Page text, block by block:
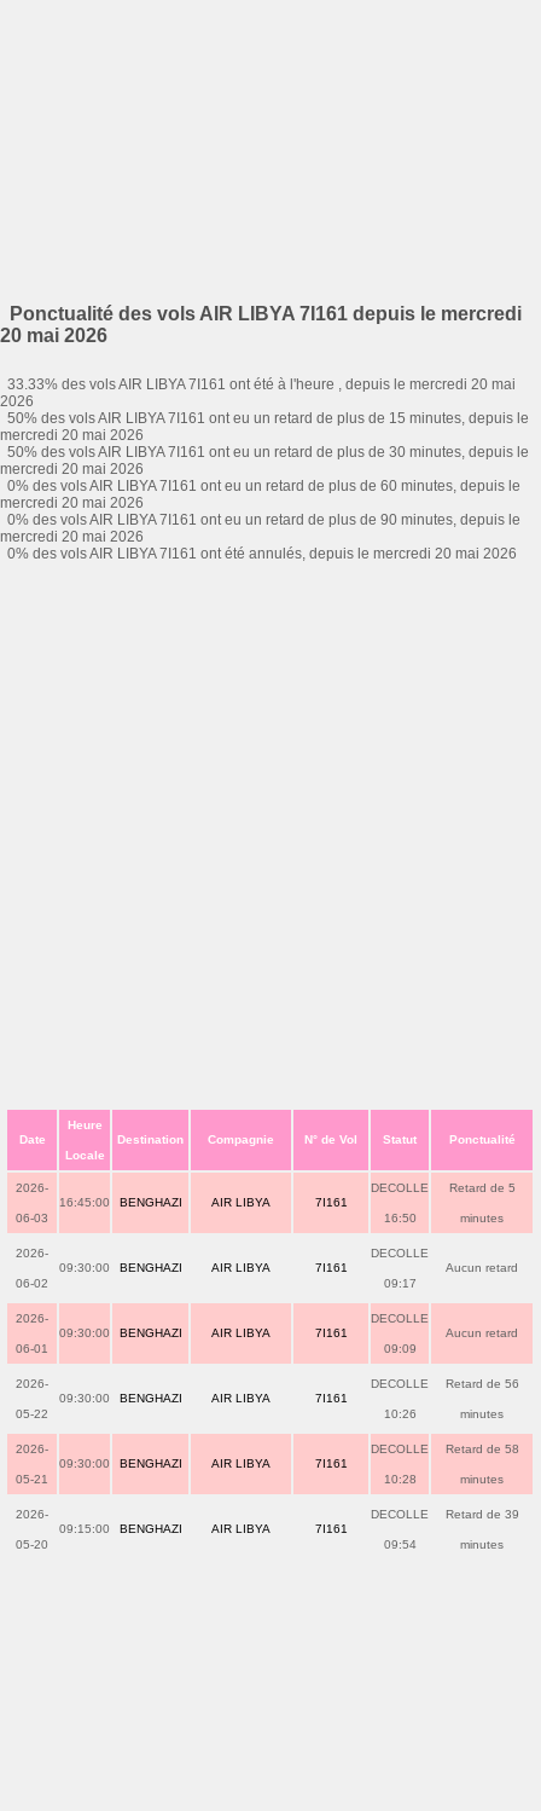
Ponctualité des vols AIR LIBYA 7I161 depuis le mercredi
20 mai 2026
33.33% des vols AIR LIBYA 7I161 ont été à l'heure , depuis le mercredi 20 mai
2026
50% des vols AIR LIBYA 7I161 ont eu un retard de plus de 15 minutes, depuis le
mercredi 20 mai 2026
50% des vols AIR LIBYA 7I161 ont eu un retard de plus de 30 minutes, depuis le
mercredi 20 mai 2026
0% des vols AIR LIBYA 7I161 ont eu un retard de plus de 60 minutes, depuis le
mercredi 20 mai 2026
0% des vols AIR LIBYA 7I161 ont eu un retard de plus de 90 minutes, depuis le
mercredi 20 mai 2026
0% des vols AIR LIBYA 7I161 ont été annulés, depuis le mercredi 20 mai 2026
Date
Heure
Locale
Destination Compagnie N° de Vol Statut Ponctualité
2026-
06-03
16:45:00 BENGHAZI AIR LIBYA 7I161
DECOLLE
16:50
Retard de 5
minutes
2026-
06-02
09:30:00 BENGHAZI AIR LIBYA 7I161
DECOLLE
09:17
Aucun retard
2026-
06-01
09:30:00 BENGHAZI AIR LIBYA 7I161
DECOLLE
09:09
Aucun retard
2026-
05-22
09:30:00 BENGHAZI AIR LIBYA 7I161
DECOLLE
10:26
Retard de 56
minutes
2026-
05-21
09:30:00 BENGHAZI AIR LIBYA 7I161
DECOLLE
10:28
Retard de 58
minutes
2026-
05-20
09:15:00 BENGHAZI AIR LIBYA 7I161
DECOLLE
09:54
Retard de 39
minutes